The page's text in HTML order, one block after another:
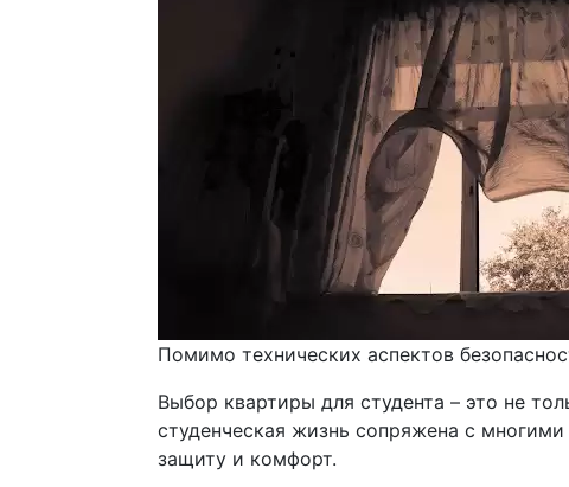
Помимо технических аспектов
Выбор квартиры для студента – это не
студенческая жизнь сопряжена с
защиту и комфорт.